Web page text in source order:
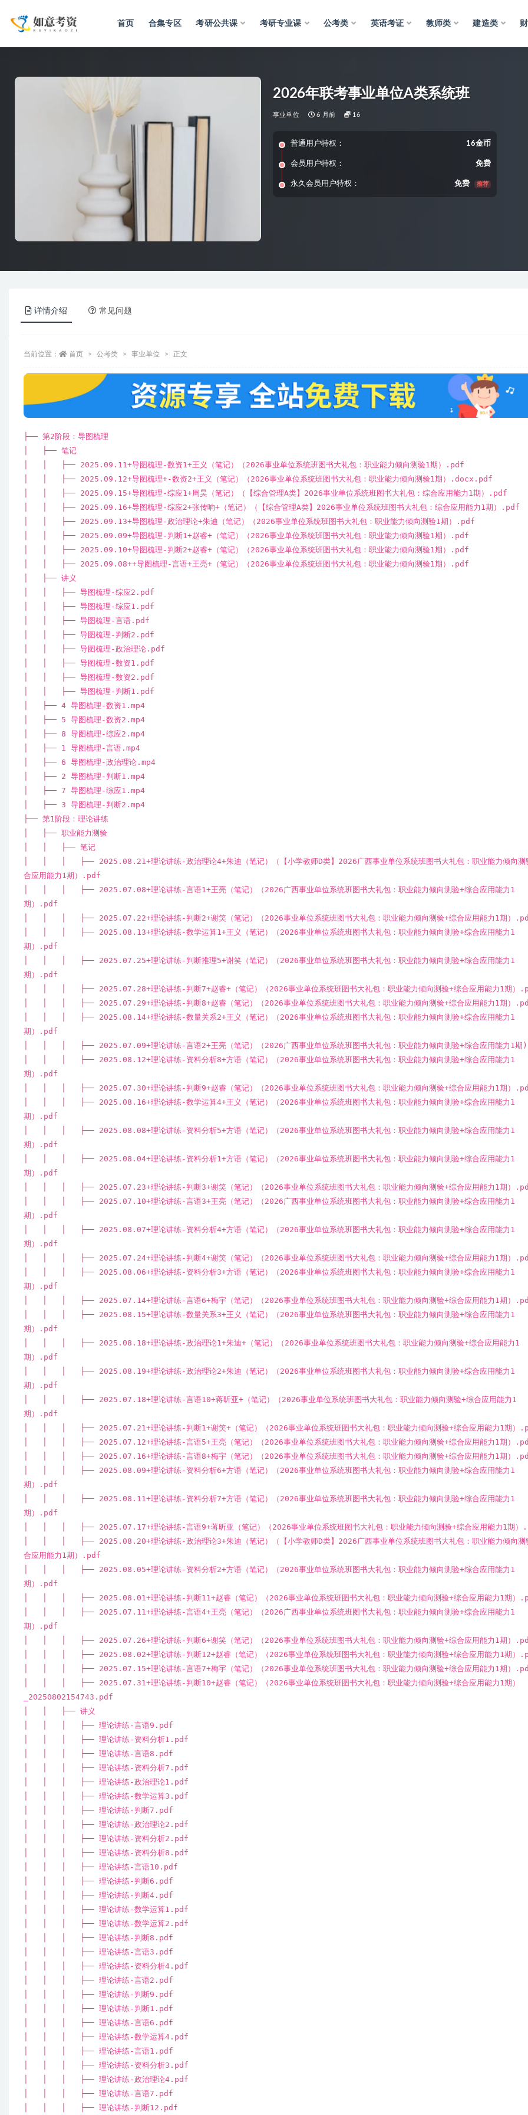
首页 合集专区 考研公共课 考研专业课 公考类 英语考证 教师类 建造类
2026年联考事业单位A类系统班
事业单位 6 月前 16
普通用户特权： 16金币
会员用户特权： 免费
永久会员用户特权： 免费 推荐
详情介绍 常见问题
当前位置： 首页 公考类 事业单位 正文
├── 第2阶段：导图梳理
│ ├── 笔记
│ │ ├── 2025.09.11+导图梳理-数资1+王义（笔记）（2026事业单位系统班图书大礼包：职业能力倾向测验1期）.pdf
│ │ ├── 2025.09.12+导图梳理+-数资2+王义（笔记）（2026事业单位系统班图书大礼包：职业能力倾向测验1期）.docx.pdf
│ │ ├── 2025.09.15+导图梳理-综应1+周昊（笔记）（【综合管理A类】2026事业单位系统班图书大礼包：综合应用能力1期）.pdf
│ │ ├── 2025.09.16+导图梳理-综应2+张传响+（笔记）（【综合管理A类】2026事业单位系统班图书大礼包：综合应用能力1期）.pdf
│ │ ├── 2025.09.13+导图梳理-政治理论+朱迪（笔记）（2026事业单位系统班图书大礼包：职业能力倾向测验1期）.pdf
│ │ ├── 2025.09.09+导图梳理-判断1+赵睿+（笔记）（2026事业单位系统班图书大礼包：职业能力倾向测验1期）.pdf
│ │ ├── 2025.09.10+导图梳理-判断2+赵睿+（笔记）（2026事业单位系统班图书大礼包：职业能力倾向测验1期）.pdf
│ │ ├── 2025.09.08++导图梳理-言语+王亮+（笔记）（2026事业单位系统班图书大礼包：职业能力倾向测验1期）.pdf
│ ├── 讲义
│ │ ├── 导图梳理-综应2.pdf
│ │ ├── 导图梳理-综应1.pdf
│ │ ├── 导图梳理-言语.pdf
│ │ ├── 导图梳理-判断2.pdf
│ │ ├── 导图梳理-政治理论.pdf
│ │ ├── 导图梳理-数资1.pdf
│ │ ├── 导图梳理-数资2.pdf
│ │ ├── 导图梳理-判断1.pdf
│ ├── 4 导图梳理-数资1.mp4
│ ├── 5 导图梳理-数资2.mp4
│ ├── 8 导图梳理-综应2.mp4
│ ├── 1 导图梳理-言语.mp4
│ ├── 6 导图梳理-政治理论.mp4
│ ├── 2 导图梳理-判断1.mp4
│ ├── 7 导图梳理-综应1.mp4
│ ├── 3 导图梳理-判断2.mp4
├── 第1阶段：理论讲练
│ ├── 职业能力测验
│ │ ├── 笔记
│ │ │ ├── 2025.08.21+理论讲练-政治理论4+朱迪（笔记）（【小学教师D类】2026广西事业单位系统班图书大礼包：职业能力倾向测
合应用能力1期）.pdf
│ │ │ ├── 2025.07.08+理论讲练-言语1+王亮（笔记）（2026广西事业单位系统班图书大礼包：职业能力倾向测验+综合应用能力1
期）.pdf
│ │ │ ├── 2025.07.22+理论讲练-判断2+谢笑（笔记）（2026事业单位系统班图书大礼包：职业能力倾向测验+综合应用能力1期）
│ │ │ ├── 2025.08.13+理论讲练-数学运算1+王义（笔记）（2026事业单位系统班图书大礼包：职业能力倾向测验+综合应用能力1
期）.pdf
│ │ │ ├── 2025.07.25+理论讲练-判断推理5+谢笑（笔记）（2026事业单位系统班图书大礼包：职业能力倾向测验+综合应用能力1
期）.pdf
│ │ │ ├── 2025.07.28+理论讲练-判断7+赵睿+（笔记）（2026事业单位系统班图书大礼包：职业能力倾向测验+综合应用能力1期）
│ │ │ ├── 2025.07.29+理论讲练-判断8+赵睿（笔记）（2026事业单位系统班图书大礼包：职业能力倾向测验+综合应用能力1期）
│ │ │ ├── 2025.08.14+理论讲练-数量关系2+王义（笔记）（2026事业单位系统班图书大礼包：职业能力倾向测验+综合应用能力1
期）.pdf
│ │ │ ├── 2025.07.09+理论讲练-言语2+王亮（笔记）（2026广西事业单位系统班图书大礼包：职业能力倾向测验+综合应用能力1
│ │ │ ├── 2025.08.12+理论讲练-资料分析8+方语（笔记）（2026事业单位系统班图书大礼包：职业能力倾向测验+综合应用能力1
期）.pdf
│ │ │ ├── 2025.07.30+理论讲练-判断9+赵睿（笔记）（2026事业单位系统班图书大礼包：职业能力倾向测验+综合应用能力1期）
│ │ │ ├── 2025.08.16+理论讲练-数学运算4+王义（笔记）（2026事业单位系统班图书大礼包：职业能力倾向测验+综合应用能力1
期）.pdf
│ │ │ ├── 2025.08.08+理论讲练-资料分析5+方语（笔记）（2026事业单位系统班图书大礼包：职业能力倾向测验+综合应用能力1
期）.pdf
│ │ │ ├── 2025.08.04+理论讲练-资料分析1+方语（笔记）（2026事业单位系统班图书大礼包：职业能力倾向测验+综合应用能力1
期）.pdf
│ │ │ ├── 2025.07.23+理论讲练-判断3+谢笑（笔记）（2026事业单位系统班图书大礼包：职业能力倾向测验+综合应用能力1期）
│ │ │ ├── 2025.07.10+理论讲练-言语3+王亮（笔记）（2026广西事业单位系统班图书大礼包：职业能力倾向测验+综合应用能力1
期）.pdf
│ │ │ ├── 2025.08.07+理论讲练-资料分析4+方语（笔记）（2026事业单位系统班图书大礼包：职业能力倾向测验+综合应用能力1
期）.pdf
│ │ │ ├── 2025.07.24+理论讲练-判断4+谢笑（笔记）（2026事业单位系统班图书大礼包：职业能力倾向测验+综合应用能力1期）
│ │ │ ├── 2025.08.06+理论讲练-资料分析3+方语（笔记）（2026事业单位系统班图书大礼包：职业能力倾向测验+综合应用能力1
期）.pdf
│ │ │ ├── 2025.07.14+理论讲练-言语6+梅宇（笔记）（2026事业单位系统班图书大礼包：职业能力倾向测验+综合应用能力1期）
│ │ │ ├── 2025.08.15+理论讲练-数量关系3+王义（笔记）（2026事业单位系统班图书大礼包：职业能力倾向测验+综合应用能力1
期）.pdf
│ │ │ ├── 2025.08.18+理论讲练-政治理论1+朱迪+（笔记）（2026事业单位系统班图书大礼包：职业能力倾向测验+综合应用能力1
期）.pdf
│ │ │ ├── 2025.08.19+理论讲练-政治理论2+朱迪（笔记）（2026事业单位系统班图书大礼包：职业能力倾向测验+综合应用能力1
期）.pdf
│ │ │ ├── 2025.07.18+理论讲练-言语10+蒋昕亚+（笔记）（2026事业单位系统班图书大礼包：职业能力倾向测验+综合应用能力1
期）.pdf
│ │ │ ├── 2025.07.21+理论讲练-判断1+谢笑+（笔记）（2026事业单位系统班图书大礼包：职业能力倾向测验+综合应用能力1期）
│ │ │ ├── 2025.07.12+理论讲练-言语5+王亮（笔记）（2026事业单位系统班图书大礼包：职业能力倾向测验+综合应用能力1期）
│ │ │ ├── 2025.07.16+理论讲练-言语8+梅宇（笔记）（2026事业单位系统班图书大礼包：职业能力倾向测验+综合应用能力1期）
│ │ │ ├── 2025.08.09+理论讲练-资料分析6+方语（笔记）（2026事业单位系统班图书大礼包：职业能力倾向测验+综合应用能力1
期）.pdf
│ │ │ ├── 2025.08.11+理论讲练-资料分析7+方语（笔记）（2026事业单位系统班图书大礼包：职业能力倾向测验+综合应用能力1
期）.pdf
│ │ │ ├── 2025.07.17+理论讲练-言语9+蒋昕亚（笔记）（2026事业单位系统班图书大礼包：职业能力倾向测验+综合应用能力1期
│ │ │ ├── 2025.08.20+理论讲练-政治理论3+朱迪（笔记）（【小学教师D类】2026广西事业单位系统班图书大礼包：职业能力倾向测
合应用能力1期）.pdf
│ │ │ ├── 2025.08.05+理论讲练-资料分析2+方语（笔记）（2026事业单位系统班图书大礼包：职业能力倾向测验+综合应用能力1
期）.pdf
│ │ │ ├── 2025.08.01+理论讲练-判断11+赵睿（笔记）（2026事业单位系统班图书大礼包：职业能力倾向测验+综合应用能力1期）
│ │ │ ├── 2025.07.11+理论讲练-言语4+王亮（笔记）（2026广西事业单位系统班图书大礼包：职业能力倾向测验+综合应用能力1
期）.pdf
│ │ │ ├── 2025.07.26+理论讲练-判断6+谢笑（笔记）（2026事业单位系统班图书大礼包：职业能力倾向测验+综合应用能力1期）
│ │ │ ├── 2025.08.02+理论讲练-判断12+赵睿（笔记）（2026事业单位系统班图书大礼包：职业能力倾向测验+综合应用能力1期）
│ │ │ ├── 2025.07.15+理论讲练-言语7+梅宇（笔记）（2026事业单位系统班图书大礼包：职业能力倾向测验+综合应用能力1期）
│ │ │ ├── 2025.07.31+理论讲练-判断10+赵睿（笔记）（2026事业单位系统班图书大礼包：职业能力倾向测验+综合应用能力1期）
_20250802154743.pdf
│ │ ├── 讲义
│ │ │ ├── 理论讲练-言语9.pdf
│ │ │ ├── 理论讲练-资料分析1.pdf
│ │ │ ├── 理论讲练-言语8.pdf
│ │ │ ├── 理论讲练-资料分析7.pdf
│ │ │ ├── 理论讲练-政治理论1.pdf
│ │ │ ├── 理论讲练-数学运算3.pdf
│ │ │ ├── 理论讲练-判断7.pdf
│ │ │ ├── 理论讲练-政治理论2.pdf
│ │ │ ├── 理论讲练-资料分析2.pdf
│ │ │ ├── 理论讲练-资料分析8.pdf
│ │ │ ├── 理论讲练-言语10.pdf
│ │ │ ├── 理论讲练-判断6.pdf
│ │ │ ├── 理论讲练-判断4.pdf
│ │ │ ├── 理论讲练-数学运算1.pdf
│ │ │ ├── 理论讲练-数学运算2.pdf
│ │ │ ├── 理论讲练-判断8.pdf
│ │ │ ├── 理论讲练-言语3.pdf
│ │ │ ├── 理论讲练-资料分析4.pdf
│ │ │ ├── 理论讲练-言语2.pdf
│ │ │ ├── 理论讲练-判断9.pdf
│ │ │ ├── 理论讲练-判断1.pdf
│ │ │ ├── 理论讲练-言语6.pdf
│ │ │ ├── 理论讲练-数学运算4.pdf
│ │ │ ├── 理论讲练-言语1.pdf
│ │ │ ├── 理论讲练-资料分析3.pdf
│ │ │ ├── 理论讲练-政治理论4.pdf
│ │ │ ├── 理论讲练-言语7.pdf
│ │ │ ├── 理论讲练-判断12.pdf